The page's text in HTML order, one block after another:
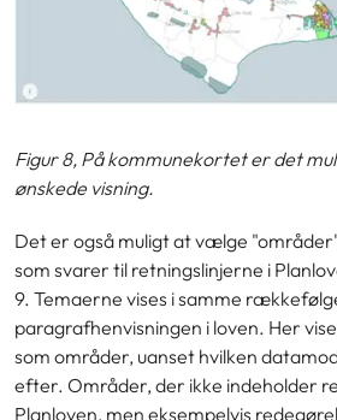
Figur 8, På kommunekortet er det
ønskede visning.
Det er også muligt at vælge
som svarer til retningslinjerne i
9. Temaerne vises i samme
paragrafhenvisningen i loven. Her
som områder, uanset hvilken
efter. Områder, der ikke indeholder
Planloven, men eksempelvis